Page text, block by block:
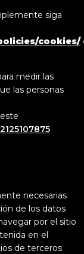
siga
cookies/
medir las
las personas
necesarias
de los datos
por el sitio
en el
de terceros